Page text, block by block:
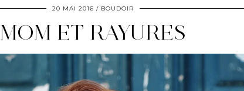
20 MAI 2016 BOUDOIR
MOM ET RAYURES